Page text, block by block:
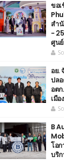
ขอ
สำ
-
ศูน
อย.
ปล
อต
เมือ
B
โอก
บริ